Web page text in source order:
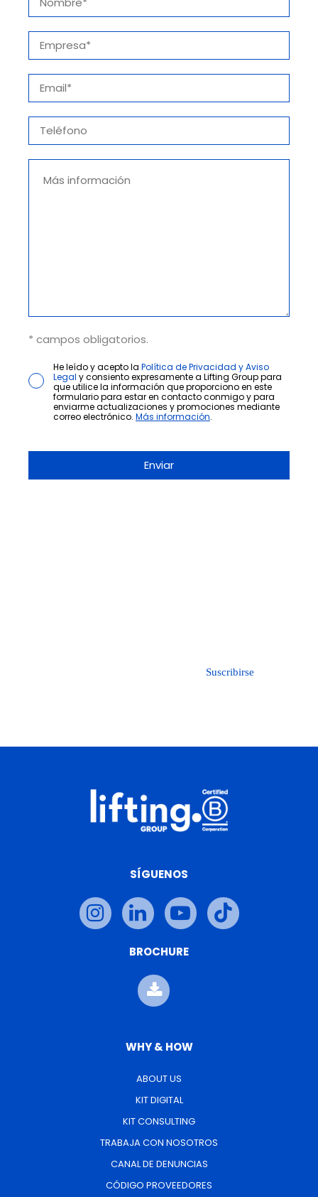
* campos obligatorios.
He leído y acepto la Política de Privacidad y Aviso
Legal y consiento expresamente a Lifting Group para
que utilice la información que proporciono en este
formulario para estar en contacto conmigo y para
enviarme actualizaciones y promociones mediante
correo electrónico. Más información.
SÍGUENOS
BROCHURE
WHY & HOW
ABOUT US
KIT DIGITAL
KIT CONSULTING
TRABAJA CON NOSOTROS
CANAL DE DENUNCIAS
CÓDIGO PROVEEDORES